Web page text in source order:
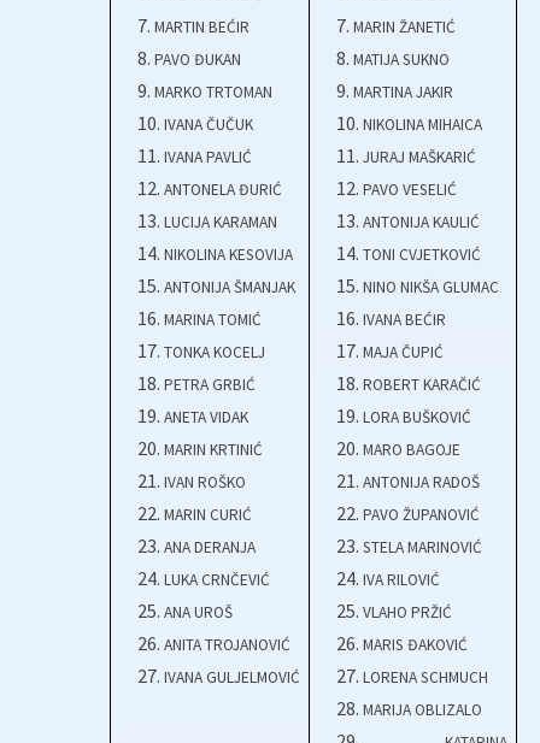
MARTIN BEĆIR
PAVO ĐUKAN
MARKO TRTOMAN
IVANA ČUČUK
IVANA PAVLIĆ
ANTONELA ĐURIĆ
LUCIJA KARAMAN
NIKOLINA KESOVIJA
ANTONIJA ŠMANJAK
MARINA TOMIĆ
TONKA KOCELJ
PETRA GRBIĆ
ANETA VIDAK
MARIN KRTINIĆ
IVAN ROŠKO
MARIN CURIĆ
ANA DERANJA
LUKA CRNČEVIĆ
ANA UROŠ
ANITA TROJANOVIĆ
IVANA GULJELMOVIĆ
MARIN ŽANETIĆ
MATIJA SUKNO
MARTINA JAKIR
NIKOLINA MIHAICA
JURAJ MAŠKARIĆ
PAVO VESELIĆ
ANTONIJA KAULIĆ
TONI CVJETKOVIĆ
NINO NIKŠA GLUMAC
IVANA BEĆIR
MAJA ČUPIĆ
ROBERT KARAČIĆ
LORA BUŠKOVIĆ
MARO BAGOJE
ANTONIJA RADOŠ
PAVO ŽUPANOVIĆ
STELA MARINOVIĆ
IVA RILOVIĆ
VLAHO PRŽIĆ
MARIS ĐAKOVIĆ
LORENA SCHMUCH
MARIJA OBLIZALO